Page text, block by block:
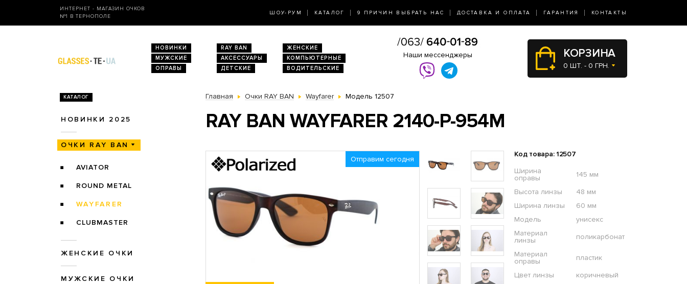
ИНТЕРНЕТ - МАГАЗИН ОЧКОВ
№1 В ТЕРНОПОЛЕ
ШОУ-РУМ КАТАЛОГ 9 ПРИЧИН ВЫБРАТЬ НАС ДОСТАВКА И ОПЛАТА ГАРАНТИЯ КОНТАКТЫ
НОВИНКИ RAY BAN
ЖЕНСКИЕ
МУЖСКИЕ
АКСЕССУАРЫ
КОМПЬЮТЕРНЫЕ
ОПРАВЫ
ДЕТСКИЕ ВОДИТЕЛЬСКИЕ
Наши мессенджеры КОРЗИНА
0 ШТ. - 0 ГРН.
КАТАЛОГ
НОВИНКИ 2025
ОЧКИ RAY BAN
AVIATOR
ROUND METAL
WAYFARER
CLUBMASTER
ЖЕНСКИЕ ОЧКИ
МУЖСКИЕ ОЧКИ
Главная Очки RAY BAN Wayfarer Модель 12507
RAY BAN WAYFARER 2140-P-954M
Отправим сегодня
Код товара: 12507
Ширина
оправы
145 мм
Высота линзы
48 мм
Ширина линзы
60 мм
Модель
унисекс
Материал
линзы
поликарбонат
Материал
оправы
пластик
Цвет линзы
коричневый